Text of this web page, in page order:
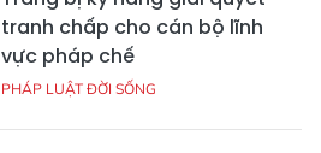
tranh chấp cho cán bộ lĩnh
vực pháp chế
PHÁP LUẬT ĐỜI SỐNG